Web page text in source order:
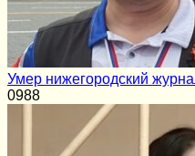
Умер нижегородский
0988